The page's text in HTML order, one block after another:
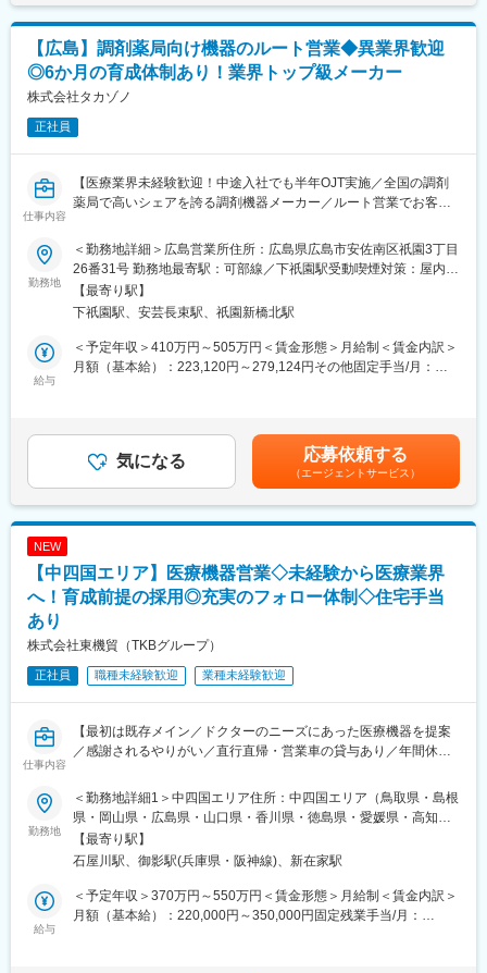
階層別の研修プログラムを用意しているため、継続的に知識習得
をする環境が整っております。
※初期研修期間中は会社で手配するビジネスホテルに宿泊していた
だきます。
例）GROWプログラム：短期間にて他部署の業務体験が可能／社
内公募制度：職種、セクター間の異動を行える制度
変更の範囲：会社の定める業務
https://www.dentsplysirona.com/ja-jp
＜過去入社者のご経歴＞
医療機器エンジニア、自動車整備士、エレベーター／自動ドアの
保守点検修理、大型空調機のメンテナンス、建築設備（ICカー
ド）、宅配ボックスの設置・修理、コピー機保守点検修理など。
電話対応はありません。
・休日出勤は医療機器の設置などで発生する場合がありますが、
・夜間対応・緊急呼出しはありません。
・直行直帰も可能です。
■入社後の研修・フォロー体制：
入社後は全体オリエンテーションから始まり、製品ごとの知識研
修を行います。
トレーニング施設にて、より実務に近い実践的な研修も受講可能
変更の範囲：会社の定める業務
す。賃金はあくまでも目安の金額であり、選考を通じて上下する
可能性があります。月給(月額)は固定手当を含めた表記です。
【広島】調剤薬局向け機器のルート営業◆異業界歓迎
◎6か月の育成体制あり！業界トップ級メーカー
株式会社タカゾノ
正社員
仕事内容
【医療業界未経験歓迎！中途入社でも半年OJT実施／全国の調剤
薬局で高いシェアを誇る調剤機器メーカー／ルート営業でお客様
■業務内容：
調剤薬局や医療機関に対し、分包機や調剤支援システムなどの提
案営業を担当いただきます。
分包機とは、薬を患者様ごとに自動で小分けして包装する機械の
ことで、薬剤師の業務効率化・医療ミス防止・患者様の待ち時間
短縮に役立つ製品です。
また、販売代理店との情報交換や、薬局新規オープン時の店舗レ
イアウト提案など、お客様の事業運営をサポートする役割も担い
顧客を引き継いでいきます。
独り立ち前には製品説明のロールプレイングなども実施してお
実際に食品業界や人材業界など、異業界出身者も多数活躍してい
ます。
薬を小分けにして包む「分包機」、薬品や分量が正しいかチェッ
クをする「監査支援装置」、患者様へどんな薬を提供したかを一
ム」等の製品です。
■当社の魅力：
調剤薬局は全国で約6.3万件あり、コンビニの数（約5.7万件）を
上回ります。調剤薬局の全店舗に必ず1台以上の分包機が導入され
ております。また、全国7千件以上ある病院にも必ず分包機は導入
されており、調剤機器業界は非常に規模の大きい業界となりま
勤務地
＜勤務地詳細＞広島営業所住所：広島県広島市安佐南区祇園3丁目
26番31号 勤務地最寄駅：可部線／下祇園駅受動喫煙対策：屋内全
面禁煙変更の範囲：会社の定める事業所
【最寄り駅】
下祇園駅、安芸長束駅、祇園新橋北駅
給与
＜予定年収＞410万円～505万円＜賃金形態＞月給制＜賃金内訳＞
月額（基本給）：223,120円～279,124円その他固定手当/月：
業手当＞有＜給与補足＞※上記年収は平均賞与を含む金額です。給
与詳細は面接にて応相談。■昇給：年1回（4月）■賞与：年2回（6
月・12月）※3～4ヶ月分（過去実績3.6ヶ月分）■年収例：・410万
円（23歳／入社1年目）・450万円（30歳／入社8年目）賃金はあ
くまでも目安の金額であり、選考を通じて上下する可能性があり
気になる 応募依頼する
（エージェントサービス）
NEW
【中四国エリア】医療機器営業◇未経験から医療業界
へ！育成前提の採用◎充実のフォロー体制◇住宅手当
あり
株式会社東機貿（TKBグループ）
正社員 職種未経験歓迎 業種未経験歓迎
仕事内容
【最初は既存メイン／ドクターのニーズにあった医療機器を提案
／感謝されるやりがい／直行直帰・営業車の貸与あり／年間休日
■職務詳細：
担当エリア病院へ訪問、ドクターや医療従事者がどんな医療機器
を必要としているかヒアリングします。ニーズを把握したら適切
な製品を提案し、導入して頂きます。提案先は最初は既存がメイ
ンで、ゆくゆくは新規開拓もお任せいたします。外科製品の販売
においては手術に立ち会うこともあり、実際の臨床現場での製品
勤務地
＜勤務地詳細1＞中四国エリア住所：中四国エリア（鳥取県・島根
県・岡山県・広島県・山口県・香川県・徳島県・愛媛県・高知
県）を担当 ※ご希望や適性に応じて決定いたします。受動喫煙対
策：屋内全面禁煙＜勤務地詳細2＞大阪営業所（兵庫）住所：兵庫
川駅受動喫煙対策：屋内全面禁煙変更の範囲：会社の定める事業
所
【最寄り駅】
石屋川駅、御影駅(兵庫県・阪神線)、新在家駅
給与
＜予定年収＞370万円～550万円＜賃金形態＞月給制＜賃金内訳＞
月額（基本給）：220,000円～350,000円固定残業手当/月：